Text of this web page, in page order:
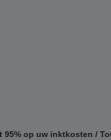
95% op uw inktkosten /